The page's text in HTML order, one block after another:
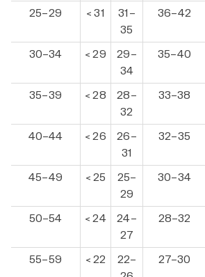
25–29 < 31
31–
35
36–42
30–34 < 29
29–
34
35–40
35–39 < 28
28–
32
33–38
40–44 < 26
26–
31
32–35
45–49 < 25
25–
29
30–34
50–54 < 24
24–
27
28–32
55–59 < 22
22–
27–30